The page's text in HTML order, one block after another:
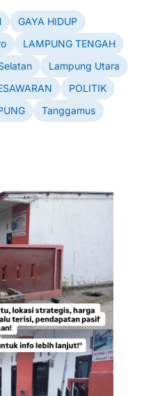
GAYA HIDUP
LAMPUNG TENGAH
Lampung Utara
POLITIK
Tanggamus